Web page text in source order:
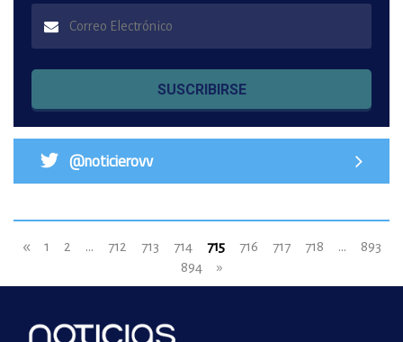
SUSCRIBIRSE
@noticierovv
« 1 2 ... 712 713 714 715 716 717 718 ...
893
894
»